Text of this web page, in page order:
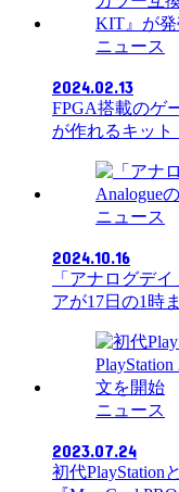
ニュース
2024.02.13
FPGA搭載のゲ
が作れるキット
ニュース
2024.10.16
「アナログデ
アが17日の1時
ニュース
2023.07.24
初代PlayStation